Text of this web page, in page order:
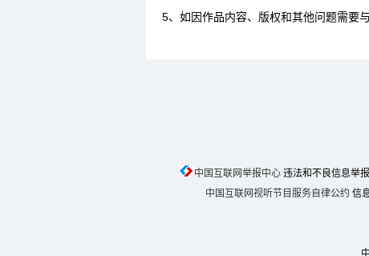
5、如因作品内容、版权和其他问题需要
中国互联网举报中心违法和不良信息举
中国互联网视听节目服务自律公约 信